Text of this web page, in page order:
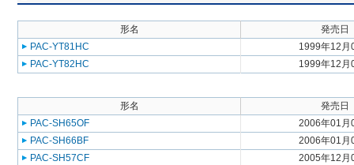
形名
発売日
PAC-YT81HC
1999年12月
PAC-YT82HC
1999年12月
形名
発売日
PAC-SH65OF
2006年01月
PAC-SH66BF
2006年01月
PAC-SH57CF
2005年12月